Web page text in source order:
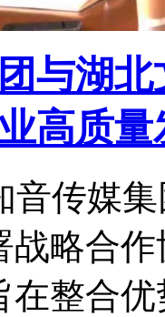
与湖
高质量
音传媒
战略合
在整合